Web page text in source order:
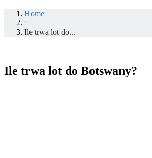
Home
/
Ile trwa lot do...
Ile trwa lot do Botswany?